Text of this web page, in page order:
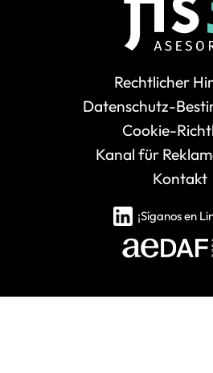
Rechtlicher
Datenschutz-
Cookie-
Kanal für
Kontakt
¡Síganos en